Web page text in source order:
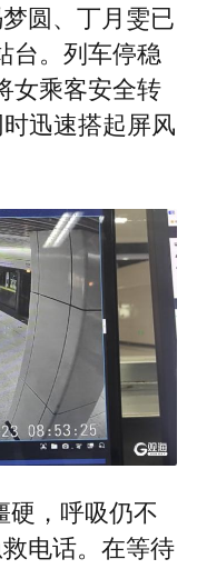
圆、丁月雯已
台。列车停稳
女乘客安全转
迅速搭起屏风
硬，呼吸仍不
电话。在等待